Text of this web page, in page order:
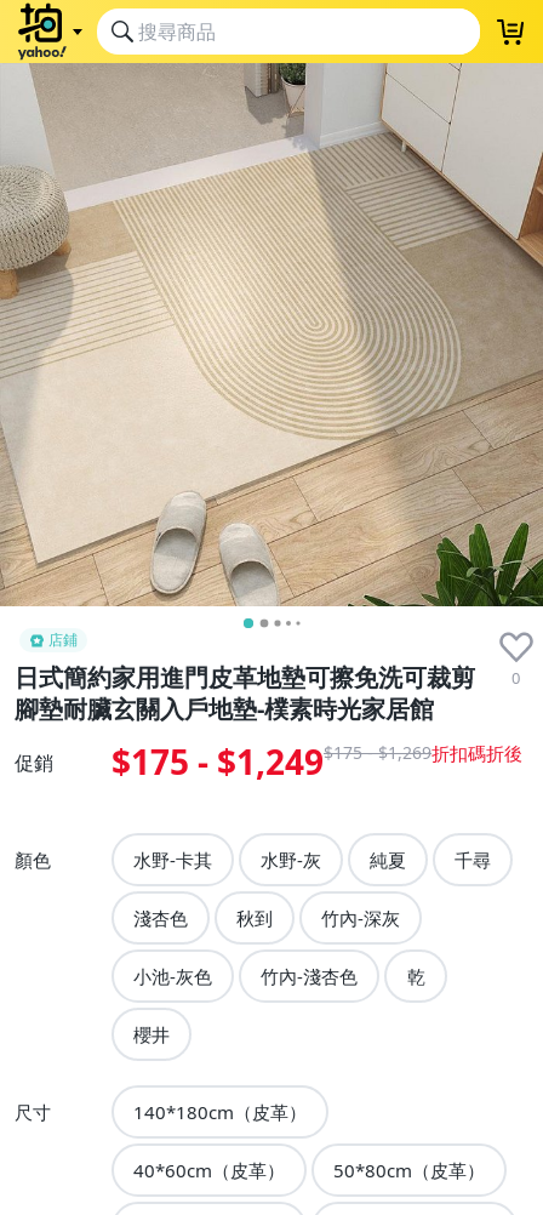
店鋪
日式簡約家用進門皮革地墊可擦免洗可裁剪
腳墊耐臟玄關入戶地墊-樸素時光家居館
0
促銷 $175 - $1,249$175 - $1,269
顏色 水野-卡其 水野-灰 純夏 千尋
淺杏色 秋到 竹內-深灰
小池-灰色 竹內-淺杏色 乾
櫻井
尺寸 140*180cm（皮革）
40*60cm（皮革） 50*80cm（皮革）